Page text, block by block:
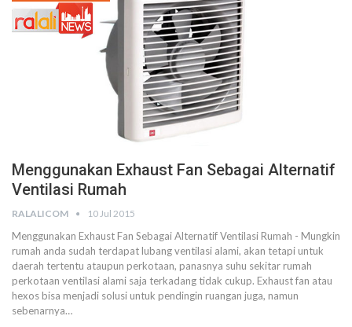
Menggunakan Exhaust Fan Sebagai Alternatif
Ventilasi Rumah
RALALICOM 10 Jul 2015
Menggunakan Exhaust Fan Sebagai Alternatif Ventilasi Rumah - Mungkin
rumah anda sudah terdapat lubang ventilasi alami, akan tetapi untuk
daerah tertentu ataupun perkotaan, panasnya suhu sekitar rumah
perkotaan ventilasi alami saja terkadang tidak cukup. Exhaust fan atau
hexos bisa menjadi solusi untuk pendingin ruangan juga, namun
sebenarnya…